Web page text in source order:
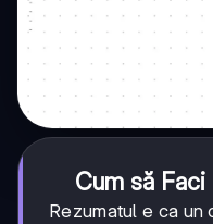
Cum să
Rezumatul e ca